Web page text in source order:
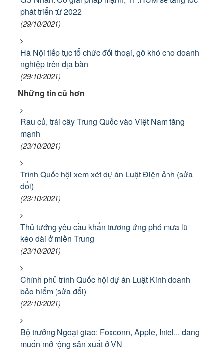
phát triển từ 2022
(29/10/2021)
Hà Nội tiếp tục tổ chức đối thoại, gỡ khó cho doanh
nghiệp trên địa bàn
(29/10/2021)
Những tin cũ hơn
Rau củ, trái cây Trung Quốc vào Việt Nam tăng
mạnh
(23/10/2021)
Trình Quốc hội xem xét dự án Luật Điện ảnh (sửa
đổi)
(23/10/2021)
Thủ tướng yêu cầu khẩn trương ứng phó mưa lũ
kéo dài ở miền Trung
(23/10/2021)
Chính phủ trình Quốc hội dự án Luật Kinh doanh
bảo hiểm (sửa đổi)
(22/10/2021)
Bộ trưởng Ngoại giao: Foxconn, Apple, Intel... đang
muốn mở rộng sản xuất ở VN